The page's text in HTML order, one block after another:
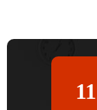
11